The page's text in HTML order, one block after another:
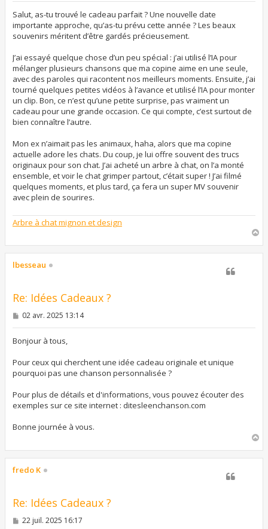
s
a
g
e
Salut, as-tu trouvé le cadeau parfait ? Une nouvelle date
importante approche, qu’as-tu prévu cette année ? Les beaux
souvenirs méritent d’être gardés précieusement.
J’ai essayé quelque chose d’un peu spécial : j’ai utilisé l’IA pour
mélanger plusieurs chansons que ma copine aime en une seule,
avec des paroles qui racontent nos meilleurs moments. Ensuite, j’ai
tourné quelques petites vidéos à l’avance et utilisé l’IA pour monter
un clip. Bon, ce n’est qu’une petite surprise, pas vraiment un
cadeau pour une grande occasion. Ce qui compte, c’est surtout de
bien connaître l’autre.
Mon ex n’aimait pas les animaux, haha, alors que ma copine
actuelle adore les chats. Du coup, je lui offre souvent des trucs
originaux pour son chat. J’ai acheté un arbre à chat, on l’a monté
ensemble, et voir le chat grimper partout, c’était super ! J’ai filmé
quelques moments, et plus tard, ça fera un super MV souvenir
avec plein de sourires.
Arbre à chat mignon et design
u
lbesseau
Re: Idées Cadeaux ?
M
s
s
e
02 avr. 2025 13:14
Bonjour à tous,
Pour ceux qui cherchent une idée cadeau originale et unique
pourquoi pas une chanson personnalisée ?
Pour plus de détails et d'informations, vous pouvez écouter des
exemples sur ce site internet : ditesleenchanson.com
Bonne journée à vous.
u
fredo K
Re: Idées Cadeaux ?
M
22 juil. 2025 16:17